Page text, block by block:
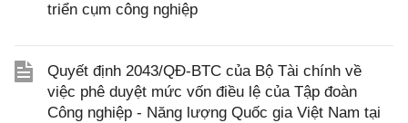
triển cụm công nghiệp
Quyết định 2043/QĐ-BTC của Bộ Tài chính về
việc phê duyệt mức vốn điều lệ của Tập đoàn
Công nghiệp - Năng lượng Quốc gia Việt Nam tại